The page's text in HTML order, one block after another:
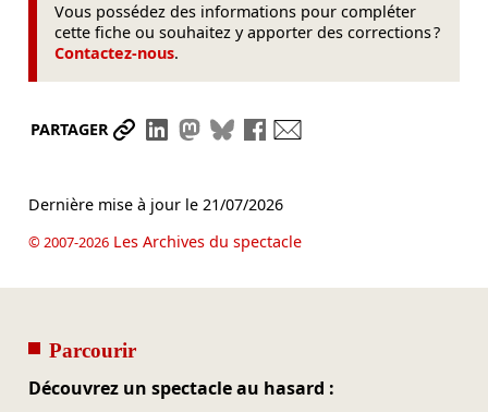
Vous possédez des informations pour compléter
cette fiche ou souhaitez y apporter des corrections ?
Contactez-nous.
PARTAGER Partager le lien
Partager sur LinkedIn
Partager sur Mastodon
Partager sur Bluesky
Partager sur Facebook
Dernière mise à jour le 21/07/2026
© 2007-2026Les Archives du spectacle
Parcourir
Découvrez un spectacle au hasard :